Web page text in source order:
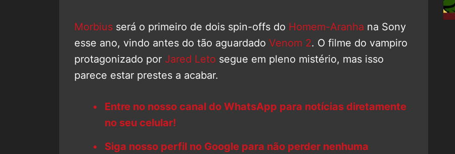
Morbius será o primeiro de dois spin-offs do Homem-Aranha na Sony
esse ano, vindo antes do tão aguardado Venom 2. O filme do vampiro
protagonizado por Jared Leto segue em pleno mistério, mas isso
parece estar prestes a acabar.
Entre no nosso canal do WhatsApp para notícias diretamente
no seu celular!
Siga nosso perfil no Google para não perder nenhuma